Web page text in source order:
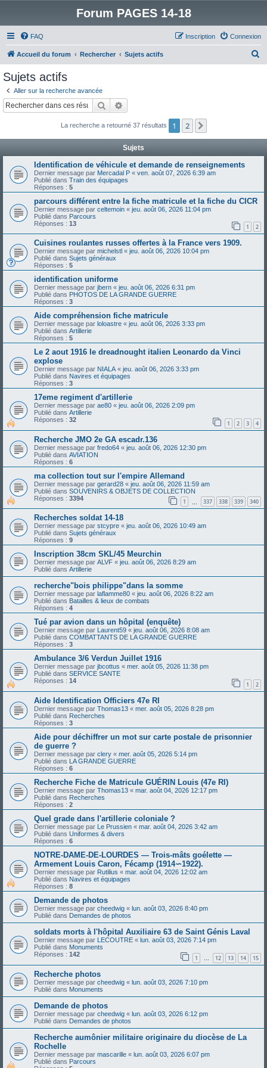
Forum PAGES 14-18
FAQ Connexion
Inscription
Accueil du forum Rechercher Sujets actifs
c
Sujets actifs
Aller sur la recherche avancée
Rechercher
La recherche a retourné 37 résultats 1 2
Sujets
Identification de véhicule et demande de renseignements
Dernier message par Mercadal P « ven. août 07, 2026 6:39 am
Publié dans Train des équipages
Réponses : 5
parcours différent entre la fiche matricule et la fiche du CICR
Dernier message par celtemoin « jeu. août 06, 2026 11:04 pm
Publié dans Parcours
Réponses : 13 1 2
Cuisines roulantes russes offertes à la France vers 1909.
Dernier message par michelstl « jeu. août 06, 2026 10:04 pm
Publié dans Sujets généraux
Réponses : 5
identification uniforme
Dernier message par jbern « jeu. août 06, 2026 6:31 pm
Publié dans PHOTOS DE LA GRANDE GUERRE
Réponses : 3
Aide compréhension fiche matricule
Dernier message par loloastre « jeu. août 06, 2026 3:33 pm
Publié dans Artillerie
Réponses : 5
Le 2 aout 1916 le dreadnought italien Leonardo da Vinci
explose
Dernier message par NIALA « jeu. août 06, 2026 3:33 pm
Publié dans Navires et équipages
Réponses : 3
17eme regiment d'artillerie
Dernier message par ae80 « jeu. août 06, 2026 2:09 pm
Publié dans Artillerie
Réponses : 32 1 2 3 4
Recherche JMO 2e GA escadr.136
Dernier message par fredo64 « jeu. août 06, 2026 12:30 pm
Publié dans AVIATION
Réponses : 6
ma collection tout sur l'empire Allemand
Dernier message par gerard28 « jeu. août 06, 2026 11:59 am
Publié dans SOUVENIRS & OBJETS DE COLLECTION
Réponses : 3394 1 337 338 339 340
Recherches soldat 14-18
Dernier message par stcypre « jeu. août 06, 2026 10:49 am
Publié dans Sujets généraux
Réponses : 9
Inscription 38cm SKL/45 Meurchin
Dernier message par ALVF « jeu. août 06, 2026 8:29 am
Publié dans Artillerie
recherche"bois philippe"dans la somme
Dernier message par laflamme80 « jeu. août 06, 2026 8:22 am
Publié dans Batailles & lieux de combats
Réponses : 4
Tué par avion dans un hôpital (enquête)
Dernier message par Laurent59 « jeu. août 06, 2026 8:08 am
Publié dans COMBATTANTS DE LA GRANDE GUERRE
Réponses : 3
Ambulance 3/6 Verdun Juillet 1916
Dernier message par jbcottus « mer. août 05, 2026 11:38 pm
Publié dans SERVICE SANTE
Réponses : 14 1 2
Aide Identification Officiers 47e RI
Dernier message par Thomas13 « mer. août 05, 2026 8:28 pm
Publié dans Recherches
Réponses : 3
Aide pour déchiffrer un mot sur carte postale de prisonnier
de guerre ?
Dernier message par clery « mer. août 05, 2026 5:14 pm
Publié dans LA GRANDE GUERRE
Réponses : 6
Recherche Fiche de Matricule GUÉRIN Louis (47e RI)
Dernier message par Thomas13 « mar. août 04, 2026 12:17 pm
Publié dans Recherches
Réponses : 2
Quel grade dans l'artillerie coloniale ?
Dernier message par Le Prussien « mar. août 04, 2026 3:42 am
Publié dans Uniformes & divers
Réponses : 6
NOTRE-DAME-DE-LOURDES — Trois-mâts goélette —
Armement Louis Caron, Fécamp (1914∽1922).
Dernier message par Rutilius « mar. août 04, 2026 12:02 am
Publié dans Navires et équipages
Réponses : 8
Demande de photos
Dernier message par cheedwig « lun. août 03, 2026 8:40 pm
Publié dans Demandes de photos
soldats morts à l'hôpital Auxiliaire 63 de Saint Génis Laval
Dernier message par LECOUTRE « lun. août 03, 2026 7:14 pm
Publié dans Monuments
Réponses : 142 1 … 12 13 14 15
Recherche photos
Dernier message par cheedwig « lun. août 03, 2026 7:10 pm
Publié dans Monuments
Demande de photos
Dernier message par cheedwig « lun. août 03, 2026 6:12 pm
Publié dans Demandes de photos
Recherche aumônier militaire originaire du diocèse de La
Rochelle
Dernier message par mascarille « lun. août 03, 2026 6:07 pm
Publié dans Parcours